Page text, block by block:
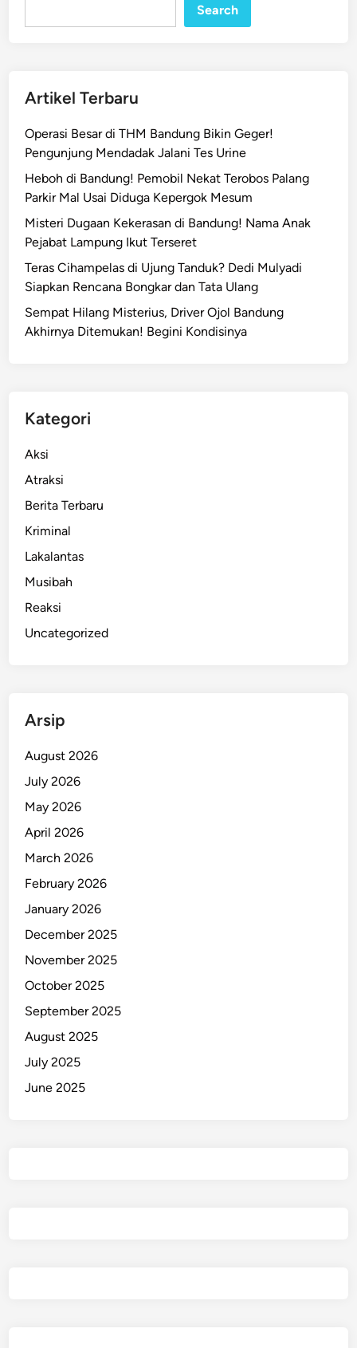
Search
Artikel Terbaru
Operasi Besar di THM Bandung Bikin Geger!
Pengunjung Mendadak Jalani Tes Urine
Heboh di Bandung! Pemobil Nekat Terobos Palang
Parkir Mal Usai Diduga Kepergok Mesum
Misteri Dugaan Kekerasan di Bandung! Nama Anak
Pejabat Lampung Ikut Terseret
Teras Cihampelas di Ujung Tanduk? Dedi Mulyadi
Siapkan Rencana Bongkar dan Tata Ulang
Sempat Hilang Misterius, Driver Ojol Bandung
Akhirnya Ditemukan! Begini Kondisinya
Kategori
Aksi
Atraksi
Berita Terbaru
Kriminal
Lakalantas
Musibah
Reaksi
Uncategorized
Arsip
August 2026
July 2026
May 2026
April 2026
March 2026
February 2026
January 2026
December 2025
November 2025
October 2025
September 2025
August 2025
July 2025
June 2025